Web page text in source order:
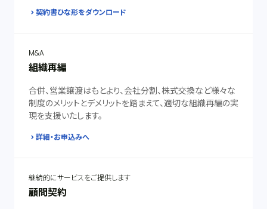
契約書ひな形をダウンロード
M&A
組織再編
合併、営業譲渡はもとより、会社分割、株式交換など様々な
制度のメリットとデメリットを踏まえて、適切な組織再編の実
現を支援いたします。
詳細・お申込みへ
継続的にサービスをご提供します
顧問契約